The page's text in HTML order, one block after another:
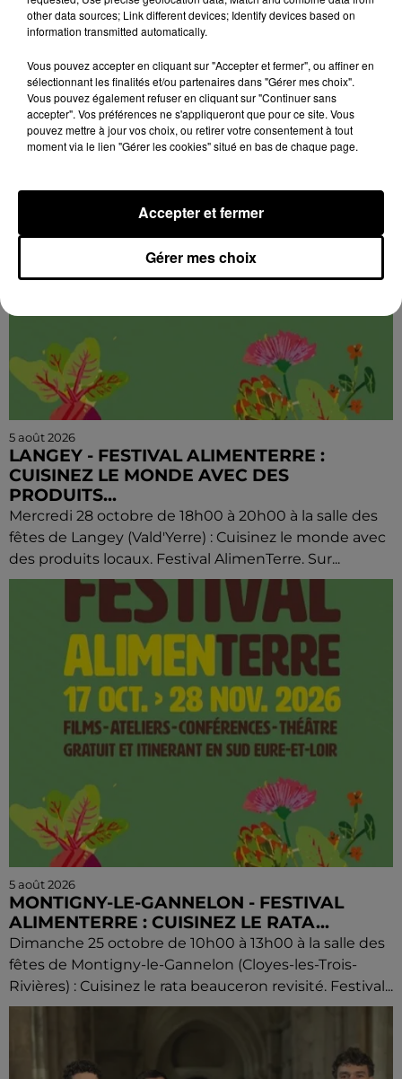
CHÂTEAUDUN - FESTIVAL ALIMENTERRE :
UNE PAUSE GOURMANDE AUX SAVEURS...
sur la marché de la place du 18 octobre : Une pause
gourmande aux saveurs de Beauce ! Festival
AlimenTerre.
5 août 2026
LANGEY - FESTIVAL ALIMENTERRE :
CUISINEZ LE MONDE AVEC DES
PRODUITS...
Mercredi 28 octobre de 18h00 à 20h00 à la salle des
fêtes de Langey (Vald'Yerre) : Cuisinez le monde avec
des produits locaux. Festival AlimenTerre. Sur...
5 août 2026
MONTIGNY-LE-GANNELON - FESTIVAL
ALIMENTERRE : CUISINEZ LE RATA...
Dimanche 25 octobre de 10h00 à 13h00 à la salle des
fêtes de Montigny-le-Gannelon (Cloyes-les-Trois-
Rivières) : Cuisinez le rata beauceron revisité. Festival...
other data sources; Link different devices; Identify devices based on
information transmitted automatically.
Vous pouvez accepter en cliquant sur "Accepter et fermer", ou affiner en
sélectionnant les finalités et/ou partenaires dans "Gérer mes choix".
Vous pouvez également refuser en cliquant sur "Continuer sans
accepter". Vos préférences ne s'appliqueront que pour ce site. Vous
pouvez mettre à jour vos choix, ou retirer votre consentement à tout
moment via le lien "Gérer les cookies" situé en bas de chaque page.
Gérer mes choix
Accepter et fermer